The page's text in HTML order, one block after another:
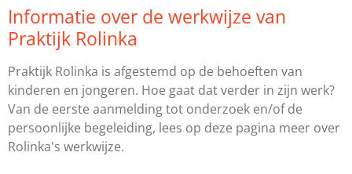
Informatie over de werkwijze van
Praktijk Rolinka
Praktijk Rolinka is afgestemd op de behoeften van
kinderen en jongeren. Hoe gaat dat verder in zijn werk?
Van de eerste aanmelding tot onderzoek en/of de
persoonlijke begeleiding, lees op deze pagina meer over
Rolinka's werkwijze.